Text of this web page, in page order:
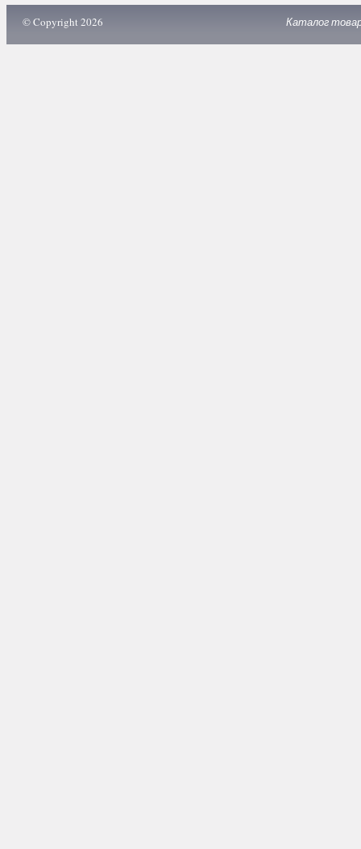
© Copyright 2026 Каталог